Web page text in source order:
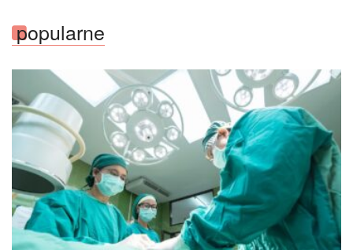
popularne